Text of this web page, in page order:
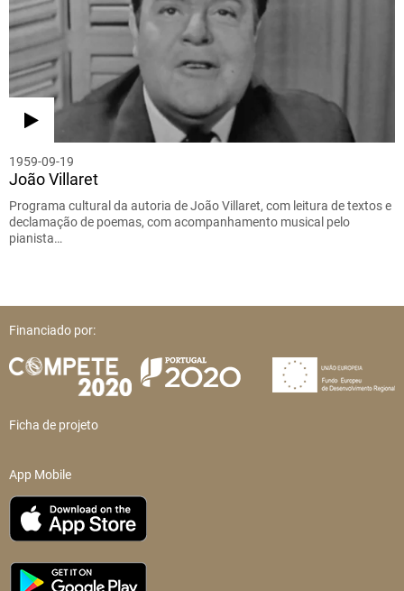
1959-09-19
João Villaret
Programa cultural da autoria de João Villaret, com leitura de textos e
declamação de poemas, com acompanhamento musical pelo
pianista…
Financiado por:
Ficha de projeto
App Mobile